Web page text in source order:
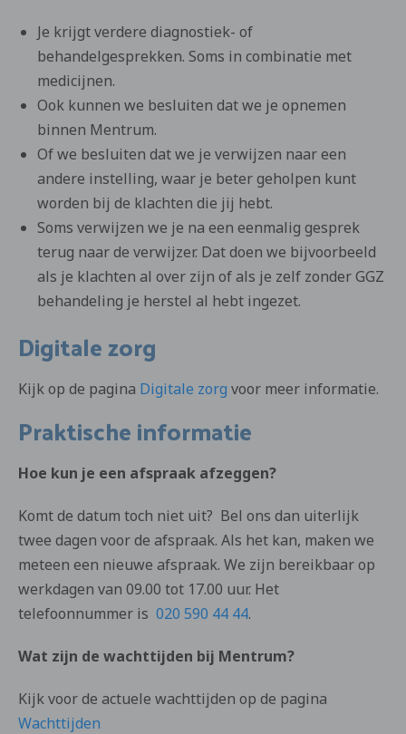
Je krijgt verdere diagnostiek- of
behandelgesprekken. Soms in combinatie met
medicijnen.
Ook kunnen we besluiten dat we je opnemen
binnen Mentrum.
Of we besluiten dat we je verwijzen naar een
andere instelling, waar je beter geholpen kunt
worden bij de klachten die jij hebt.
Soms verwijzen we je na een eenmalig gesprek
terug naar de verwijzer. Dat doen we bijvoorbeeld
als je klachten al over zijn of als je zelf zonder GGZ
behandeling je herstel al hebt ingezet.
Digitale zorg
Kijk op de pagina Digitale zorg voor meer informatie.
Praktische informatie
Hoe kun je een afspraak afzeggen?
Komt de datum toch niet uit? Bel ons dan uiterlijk
twee dagen voor de afspraak. Als het kan, maken we
meteen een nieuwe afspraak. We zijn bereikbaar op
werkdagen van 09.00 tot 17.00 uur. Het
telefoonnummer is 020 590 44 44.
Wat zijn de wachttijden bij Mentrum?
Kijk voor de actuele wachttijden op de pagina
Wachttijden